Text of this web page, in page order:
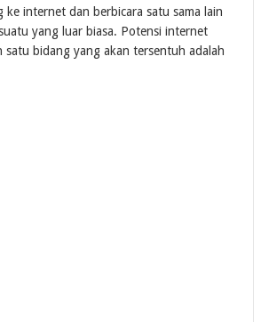
internet dan berbicara satu sama lain
yang luar biasa. Potensi internet
satu bidang yang akan tersentuh adalah